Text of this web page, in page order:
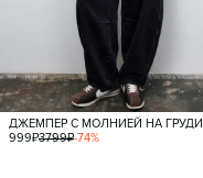
ДЖЕМПЕР С МОЛНИЕЙ НА ГРУДИ
999₽3799₽-74%